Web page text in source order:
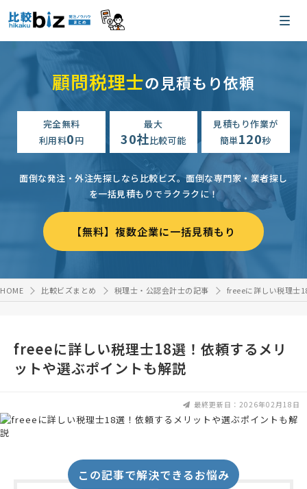
顧問税理士の見積もり依頼
完全無料
利用料0円
最大
30社比較可能
見積もり作業が
簡単120秒
面倒な発注・外注先探しなら比較ビズ。面倒な専門家・業者探し
を一括見積もりでラクラクに！
【無料】複数企業に一括見積もり
HOME 比較ビズまとめ 税理士・公認会計士の記事 freeeに詳しい税理士
freeeに詳しい税理士18選！依頼するメリ
ットや選ぶポイントも解説
最終更新日：2026年02月18日
この記事で解決できるお悩み